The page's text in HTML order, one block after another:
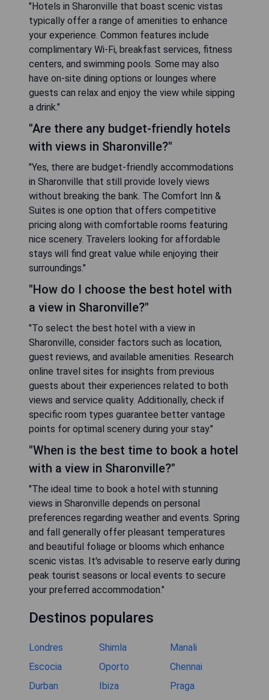
"Hotels in Sharonville that boast scenic vistas
typically offer a range of amenities to enhance
your experience. Common features include
complimentary Wi-Fi, breakfast services, fitness
centers, and swimming pools. Some may also
have on-site dining options or lounges where
guests can relax and enjoy the view while sipping
a drink."
"Are there any budget-friendly hotels
with views in Sharonville?"
"Yes, there are budget-friendly accommodations
in Sharonville that still provide lovely views
without breaking the bank. The Comfort Inn &
Suites is one option that offers competitive
pricing along with comfortable rooms featuring
nice scenery. Travelers looking for affordable
stays will find great value while enjoying their
surroundings."
"How do I choose the best hotel with
a view in Sharonville?"
"To select the best hotel with a view in
Sharonville, consider factors such as location,
guest reviews, and available amenities. Research
online travel sites for insights from previous
guests about their experiences related to both
views and service quality. Additionally, check if
specific room types guarantee better vantage
points for optimal scenery during your stay."
"When is the best time to book a hotel
with a view in Sharonville?"
"The ideal time to book a hotel with stunning
views in Sharonville depends on personal
preferences regarding weather and events. Spring
and fall generally offer pleasant temperatures
and beautiful foliage or blooms which enhance
scenic vistas. It's advisable to reserve early during
peak tourist seasons or local events to secure
your preferred accommodation."
Destinos populares
Londres Shimla
Manali
Escocia
Oporto
Chennai
Durban
Ibiza
Praga